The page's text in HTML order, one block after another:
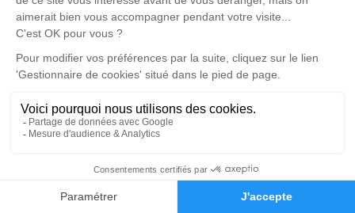
Faire-part Hommages
Un service de plantation d’arbre hommage est
Cérémonie religieuse
mardi 07 mars 2023 à 10h00
Église Saint-Bonnet de Saint-Bonnet-
Tronçais